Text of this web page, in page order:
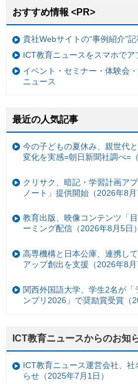
おすすめ情報 <PR>
貴社Webサイトの“事例紹介”
ICT教育ニュースをスマホで
イベント・セミナー・体験会
ニュース
最近の人気記事
今の子どもの夏休み、親世代
変化を実感=朝日新聞社調べ=
クリサク、暗記・学習計画ア
ノート」提供開始（2026年8月
教育出版、映像コンテンツ「
ーミング配信（2026年8月5日）
高専機構と日本公庫、連携し
アップ創出を支援（2026年8月
関西外国語大学、学生2名が
ンプリ2026」で奨励賞受賞（
ICT教育ニュースからのお知
ICT教育ニュース運営会社、
らせ（2025年7月1日）